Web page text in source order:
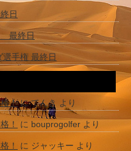
日
最終日
手権 最終日
！にてんき より
！ に bouprogolfer より
！ に ジャッキー より